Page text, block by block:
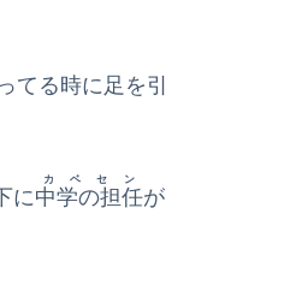
てる時に足を引
に中学の担任
カベセン
が